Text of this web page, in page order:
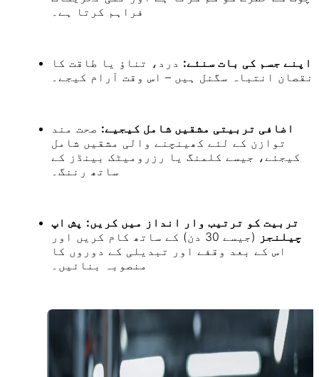
فراہم کرتا ہے۔
اپنے جسم کی بات سنئے: درد، تناؤ یا طاقت کا
نقصان انتباہ سگنل ہیں – اس وقت آرام کیجے۔
اضافی تربیتی مشقیں شامل کیجیے: صحت مند
توازن کے لئے کھینچنے والی مشقیں شامل
کیجئے، جیسے کلمنگ یا رزرومیٹک بینڈز کے
ساتھ رننگ۔
تربیت کو ترتیب وار انداز میں کریں: پش اپ
چیلنجز
(جیسے 30 دن) کے ساتھ کام کریں اور
اس کے بعد وقفے اور تبدیلی کے دوروں کا
منصوبہ بنائیں۔